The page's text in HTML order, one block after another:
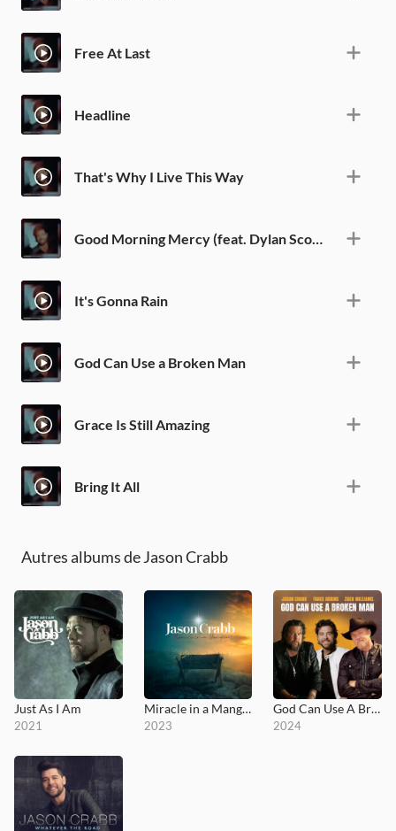
Free At Last
Headline
That's Why I Live This Way
It's Gonna Rain
God Can Use a Broken Man
Grace Is Still Amazing
Bring It All
Autres albums de Jason Crabb
Just As I Am
2021
Miracle in a Manger
2023
God Can Use A Broken Man
2024